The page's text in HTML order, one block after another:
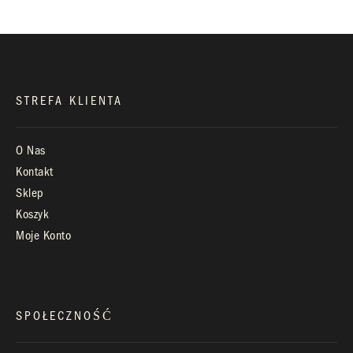
STREFA KLIENTA
O Nas
Kontakt
Sklep
Koszyk
Moje Konto
SPOŁECZNOŚĆ